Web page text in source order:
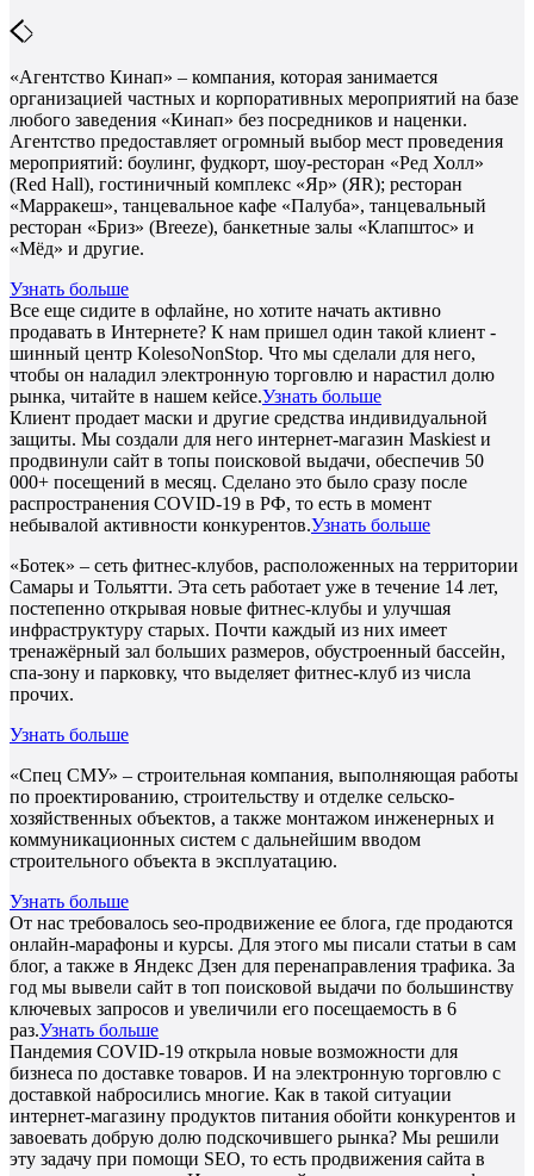
«Агентство Кинап» – компания, которая занимается
организацией частных и корпоративных мероприятий на базе
любого заведения «Кинап» без посредников и наценки.
Агентство предоставляет огромный выбор мест проведения
мероприятий: боулинг, фудкорт, шоу-ресторан «Ред Холл»
(Red Hall), гостиничный комплекс «Яр» (ЯR); ресторан
«Марракеш», танцевальное кафе «Палуба», танцевальный
ресторан «Бриз» (Breeze), банкетные залы «Клапштос» и
«Мёд» и другие.
Узнать больше
Все еще сидите в офлайне, но хотите начать активно
продавать в Интернете? К нам пришел один такой клиент -
шинный центр KolesoNonStop. Что мы сделали для него,
чтобы он наладил электронную торговлю и нарастил долю
рынка, читайте в нашем кейсе.Узнать больше
Клиент продает маски и другие средства индивидуальной
защиты. Мы создали для него интернет-магазин Maskiest и
продвинули сайт в топы поисковой выдачи, обеспечив 50
000+ посещений в месяц. Сделано это было сразу после
распространения COVID-19 в РФ, то есть в момент
небывалой активности конкурентов.Узнать больше
«Ботек» – сеть фитнес-клубов, расположенных на территории
Самары и Тольятти. Эта сеть работает уже в течение 14 лет,
постепенно открывая новые фитнес-клубы и улучшая
инфраструктуру старых. Почти каждый из них имеет
тренажёрный зал больших размеров, обустроенный бассейн,
спа-зону и парковку, что выделяет фитнес-клуб из числа
прочих.
Узнать больше
«Спец СМУ» – строительная компания, выполняющая работы
по проектированию, строительству и отделке сельско-
хозяйственных объектов, а также монтажом инженерных и
коммуникационных систем с дальнейшим вводом
строительного объекта в эксплуатацию.
Узнать больше
От нас требовалось seo-продвижение ее блога, где продаются
онлайн-марафоны и курсы. Для этого мы писали статьи в сам
блог, а также в Яндекс Дзен для перенаправления трафика. За
год мы вывели сайт в топ поисковой выдачи по большинству
ключевых запросов и увеличили его посещаемость в 6
раз.Узнать больше
Пандемия COVID-19 открыла новые возможности для
бизнеса по доставке товаров. И на электронную торговлю с
доставкой набросились многие. Как в такой ситуации
интернет-магазину продуктов питания обойти конкурентов и
завоевать добрую долю подскочившего рынка? Мы решили
эту задачу при помощи SEO, то есть продвижения сайта в